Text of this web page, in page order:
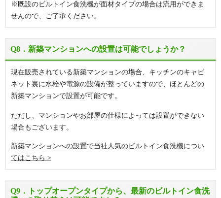
※既設のビルトイン食洗機が面材タイプの場合は流用ができま
せんので、ご了承ください。
Q8．新築マンションへの設置は可能でしょうか？
現在販売されている新築マンションの場合、キッチンのキャビ
ネット裏に水栓や電源の設備が整っていますので、ほとんどの
新築マンションで設置が可能です。
ただし、マンションやお部屋の仕様によっては設置ができない
場合もございます。
新築マンションへの設置で当社人気のビルトイン食洗機につい
てはこちら
Q9．トップオープンタイプから、最新のビルトイン食洗